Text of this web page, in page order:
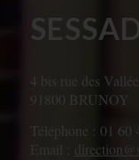
4 bis rue des
91800 BRUNOY
Téléphone : 01 60
Email :